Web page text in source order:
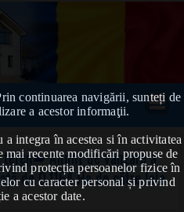
continuarea navigării, sunteți de
a acestor informaţii.
integra în acestea si în activitatea
mai recente modificări propuse de
protecția persoanelor fizice în
cu caracter personal și privind
a acestor date.
➠ Anunț de vânzare a
de 0,1164 Ha de către Iole